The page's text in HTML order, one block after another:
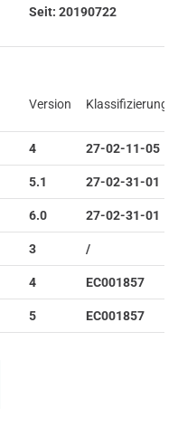
Seit: 20190722
Version Klassifizierung
4 27-02-11-05
5.1 27-02-31-01
6.0 27-02-31-01
3 /
4 EC001857
5 EC001857